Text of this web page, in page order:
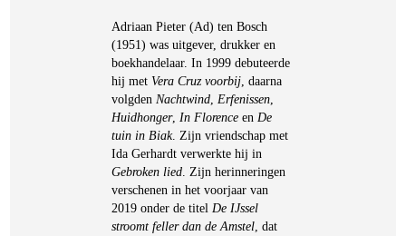
Adriaan Pieter (Ad) ten Bosch
(1951) was uitgever, drukker en
boekhandelaar. In 1999 debuteerde
hij met Vera Cruz voorbij , daarna
volgden Nachtwind Erfenissen
Huidhonger, In Florence en De
tuin in Biak. Zijn vriendschap met
Ida Gerhardt verwerkte hij in
Gebroken lied . Zijn herinneringen
verschenen in het voorjaar van
2019 onder de titel De IJssel
stroomt feller dan de Amstel , dat